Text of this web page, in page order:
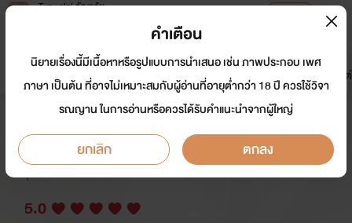
Tunwalai ธัญวลัย
หน้าแรก นิยาย อีบุ๊ก การ์ตูน
มาใหม่
ดรีมแชท ธัญลิสต์
ใต้เงาเขมรุจ mpreg
นักเขียน: เก้าใบเทา
Y
5.0
คำเตือน
นิยายเรื่องนี้มีเนื้อหาหรือรูปแบบการนำเสนอ เช่น ภาพประกอบ เพศ
ภาษา เป็นต้น ที่อาจไม่เหมาะสมกับผู้อ่านที่อายุต่ำกว่า 18 ปี ควรใช้วิจา
รณญาน ในการอ่านหรือควรได้รับคำแนะนำจากผู้ใหญ่
ยกเลิก ตกลง